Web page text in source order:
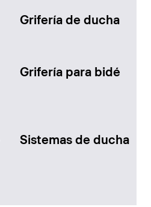
Grifería de ducha
Grifería para bidé
Sistemas de ducha